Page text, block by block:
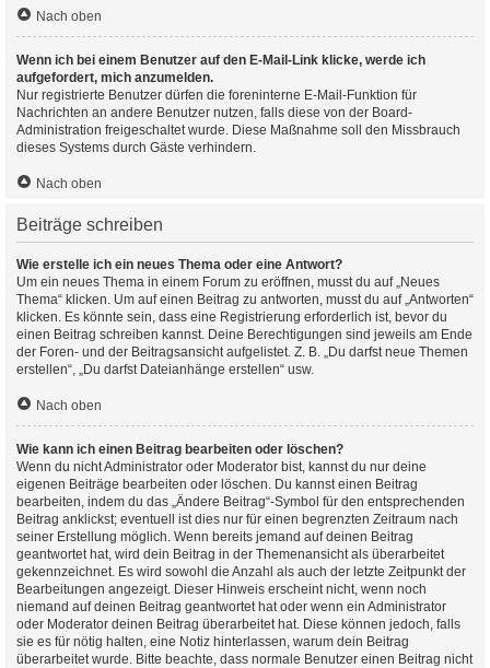
Nach oben
Wenn ich bei einem Benutzer auf den E-Mail-Link klicke, werde ich
aufgefordert, mich anzumelden.
Nur registrierte Benutzer dürfen die foreninterne E-Mail-Funktion für
Nachrichten an andere Benutzer nutzen, falls diese von der Board-
Administration freigeschaltet wurde. Diese Maßnahme soll den Missbrauch
dieses Systems durch Gäste verhindern.
Nach oben
Beiträge schreiben
Wie erstelle ich ein neues Thema oder eine Antwort?
Um ein neues Thema in einem Forum zu eröffnen, musst du auf „Neues
Thema“ klicken. Um auf einen Beitrag zu antworten, musst du auf „Antworten“
klicken. Es könnte sein, dass eine Registrierung erforderlich ist, bevor du
einen Beitrag schreiben kannst. Deine Berechtigungen sind jeweils am Ende
der Foren- und der Beitragsansicht aufgelistet. Z. B. „Du darfst neue Themen
erstellen“, „Du darfst Dateianhänge erstellen“ usw.
Nach oben
Wie kann ich einen Beitrag bearbeiten oder löschen?
Wenn du nicht Administrator oder Moderator bist, kannst du nur deine
eigenen Beiträge bearbeiten oder löschen. Du kannst einen Beitrag
bearbeiten, indem du das „Ändere Beitrag“-Symbol für den entsprechenden
Beitrag anklickst; eventuell ist dies nur für einen begrenzten Zeitraum nach
seiner Erstellung möglich. Wenn bereits jemand auf deinen Beitrag
geantwortet hat, wird dein Beitrag in der Themenansicht als überarbeitet
gekennzeichnet. Es wird sowohl die Anzahl als auch der letzte Zeitpunkt der
Bearbeitungen angezeigt. Dieser Hinweis erscheint nicht, wenn noch
niemand auf deinen Beitrag geantwortet hat oder wenn ein Administrator
oder Moderator deinen Beitrag überarbeitet hat. Diese können jedoch, falls
sie es für nötig halten, eine Notiz hinterlassen, warum dein Beitrag
überarbeitet wurde. Bitte beachte, dass normale Benutzer einen Beitrag nicht